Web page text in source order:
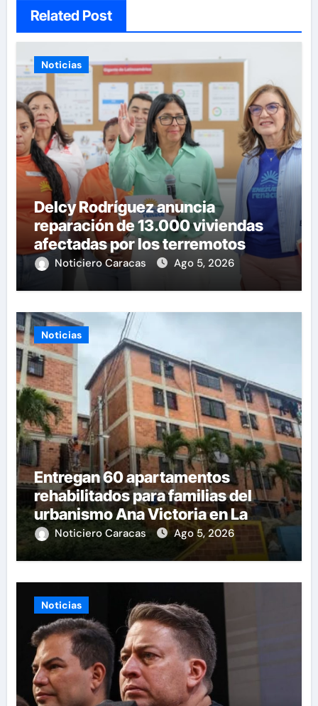
Related Post
Noticias
Delcy Rodríguez anuncia
reparación de 13.000 viviendas
afectadas por los terremotos
Noticiero Caracas Ago 5, 2026
Noticias
Entregan 60 apartamentos
rehabilitados para familias del
urbanismo Ana Victoria en La
Guaira
Noticiero Caracas Ago 5, 2026
Noticias